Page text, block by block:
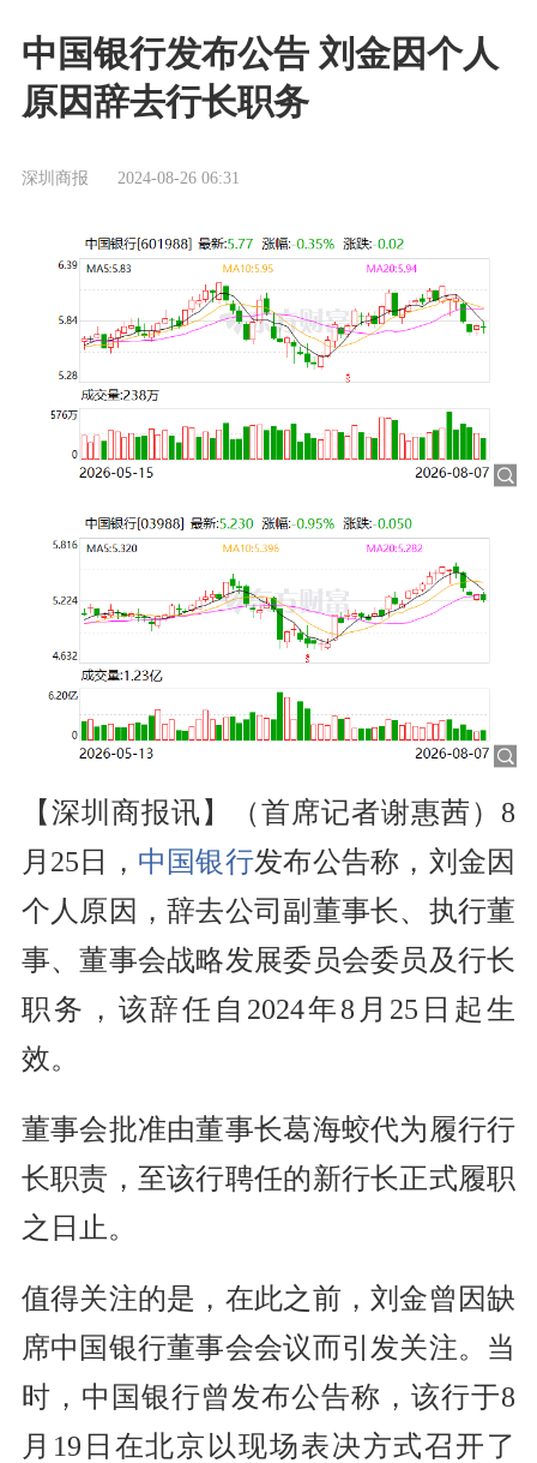
中国银行发布公告 刘金因个人
原因辞去行长职务
深圳商报 2024-08-26 06:31
【深圳商报讯】（首席记者谢惠茜）8
月25日， 中国银行发布公告称，刘金因
个人原因，辞去公司副董事长、执行董
事、董事会战略发展委员会委员及行长
职务，该辞任自2024年8月25日起生
效。
董事会批准由董事长葛海蛟代为履行行
长职责，至该行聘任的新行长正式履职
之日止。
值得关注的是，在此之前，刘金曾因缺
席中国银行董事会会议而引发关注。当
时，中国银行曾发布公告称，该行于8
月19日在北京以现场表决方式召开了